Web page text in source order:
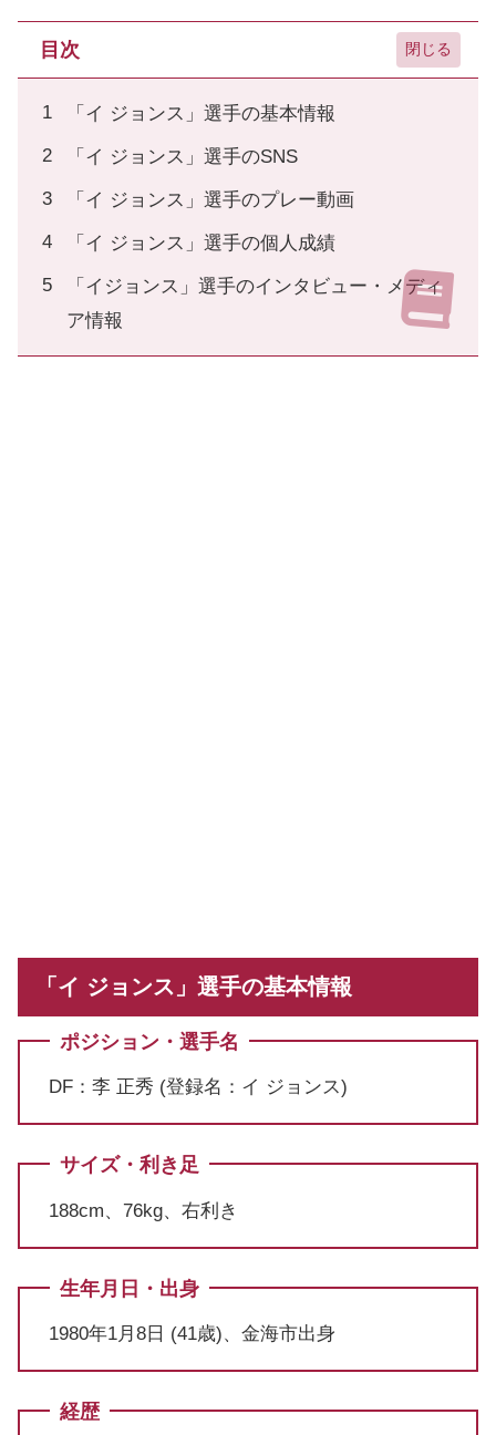
目次
「イ ジョンス」選手の基本情報
「イ ジョンス」選手のSNS
「イ ジョンス」選手のプレー動画
「イ ジョンス」選手の個人成績
「イジョンス」選手のインタビュー・メディ
ア情報
「イ ジョンス」選手の基本情報
ポジション・選手名
DF：李 正秀 (登録名：イ ジョンス)
サイズ・利き足
188cm、76kg、右利き
生年月日・出身
1980年1月8日 (41歳)、金海市出身
経歴